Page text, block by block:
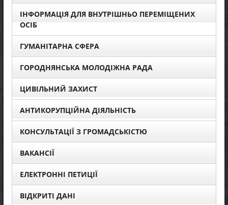
ІНФОРМАЦІЯ ДЛЯ ВНУТРІШНЬО ПЕРЕМІЩЕНИХ
ОСІБ
ГУМАНІТАРНА СФЕРА
ГОРОДНЯНСЬКА МОЛОДІЖНА РАДА
ЦИВІЛЬНИЙ ЗАХИСТ
АНТИКОРУПЦІЙНА ДІЯЛЬНІСТЬ
КОНСУЛЬТАЦІЇ З ГРОМАДСЬКІСТЮ
ВАКАНСІЇ
ЕЛЕКТРОННІ ПЕТИЦІЇ
ВІДКРИТІ ДАНІ